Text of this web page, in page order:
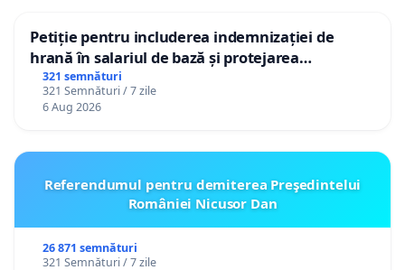
Petiție pentru includerea indemnizației de
hrană în salariul de bază și protejarea
gradațiilor de vechime pentru asistenții
personali
321 semnături
321 Semnături / 7 zile
6 Aug 2026
Referendumul pentru demiterea Preşedintelui
României Nicusor Dan
26 871 semnături
321 Semnături / 7 zile